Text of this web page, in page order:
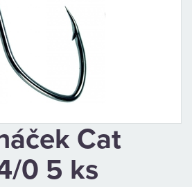
Cat
0 5 ks